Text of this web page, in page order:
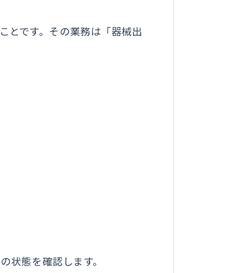
とです。その業務は「器械出
状態を確認します。